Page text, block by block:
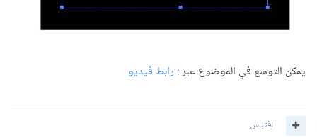
يمكن التوسع في الموضوع عبر : رابط فيديو
اقتباس